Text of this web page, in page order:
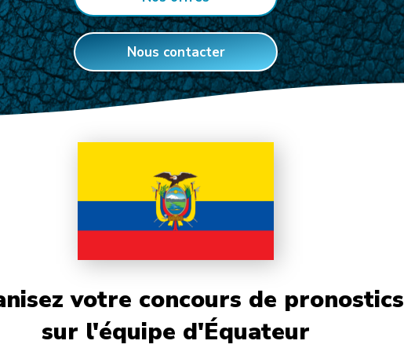
Nous contacter
votre concours de pronostics
sur l'équipe d'Équateur